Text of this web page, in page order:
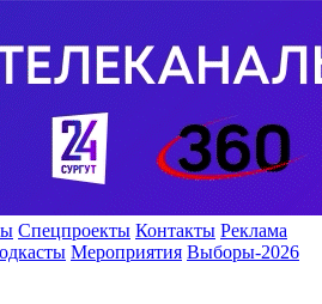
Спецпроекты Контакты Реклама
Мероприятия Выборы-2026